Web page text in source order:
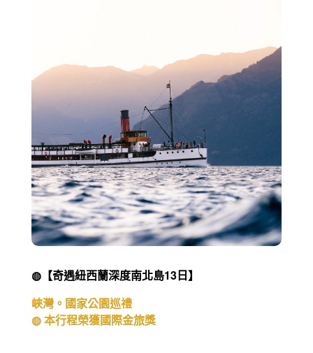
◍【奇遇紐西蘭深度南北島13日】
峽灣。國家公園巡禮
◍ 本行程榮獲國際金旅獎